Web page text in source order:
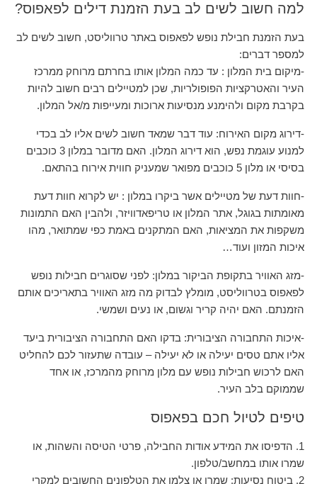
למה חשוב לשים לב בעת הזמנת דילים לפאפוס?
בעת הזמנת חבילת נופש לפאפוס באתר טרווליסט, חשוב לשים לב
למספר דברים:
-מיקום בית המלון : עד כמה המלון אותו בחרתם מרוחק ממרכז
העיר והאטרקציות הפופולריות, שכן למטיילים רבים חשוב להיות
בקרבת מקום ולהימנע מנסיעות ארוכות ומעייפות מ/אל המלון.
-דירוג מקום האירוח: עוד דבר שמאד חשוב לשים אליו לב בכדי
למנוע עוגמת נפש, הוא דירוג המלון. האם מדובר במלון 3 כוכבים
בסיסי או מלון 5 כוכבים מפואר שמעניק חווית אירוח בהתאם.
-חוות דעת של מטיילים אשר ביקרו במלון : יש לקרוא חוות דעת
מאומתות בגוגל, אתר המלון או טריפאדוויזר, ולהבין האם התמונות
משקפות את המציאות, האם המתקנים באמת כפי שמתואר, מהו
איכות המזון ועוד…
-מזג האוויר בתקופת הביקור במלון: לפני שסוגרים חבילות נופש
לפאפוס בטרווליסט, מומלץ לבדוק מה מזג האוויר בתאריכים אותם
הזמנתם. האם יהיה קריר וגשום, או נעים ושמשי.
-איכות התחבורה הציבורית: בדקו האם התחבורה הציבורית ביעד
אליו אתם טסים יעילה או לא יעילה – עובדה שתעזור לכם להחליט
האם לרכוש חבילות נופש עם מלון מרוחק מהמרכז, או אחד
שממוקם בלב העיר.
טיפים לטיול חכם בפאפוס
1. הדפיסו את המידע אודות החבילה, פרטי הטיסה והשהות, או
שמרו אותו במחשב/טלפון.
2. ביטוח נסיעות: שמרו או צלמו את הטלפונים החשובים למקרי